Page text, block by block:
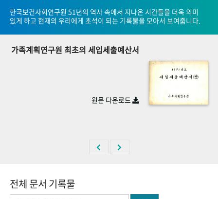
기록물 아카이브
사진 아카이브 문서 기록물 행정박물
숫자로 보는 50년 50+1주년 광장
한국보건사회연구원 51년의 역사 속에서 지나온 시간들을 더욱 의미
있게 하고 현재의 우리에게 초석이 되는 기록물을 모아서 보여줍니다.
가족계획연구원 최초의 세입세출예산서
원문 다운로드
전체 문서 기록물